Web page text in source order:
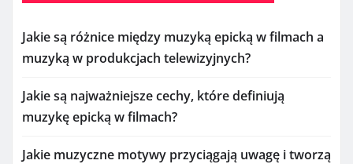
Jakie są różnice między muzyką epicką w filmach a
muzyką w produkcjach telewizyjnych?
Jakie są najważniejsze cechy, które definiują
muzykę epicką w filmach?
Jakie muzyczne motywy przyciągają uwagę i tworzą